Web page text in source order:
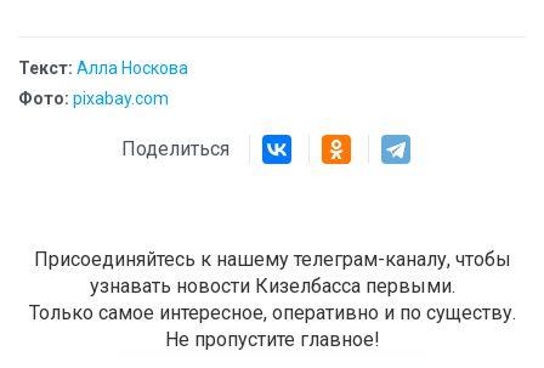
Текст: Алла Носкова
Фото: pixabay.com
Поделиться
Присоединяйтесь к нашему телеграм-каналу, чтобы
узнавать новости Кизелбасса первыми.
Только самое интересное, оперативно и по существу.
Не пропустите главное!